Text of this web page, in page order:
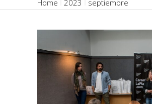
Home 2023 septiembre